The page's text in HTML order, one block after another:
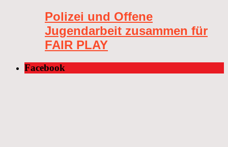
Polizei und Offene
Jugendarbeit zusammen für
FAIR PLAY
Facebook